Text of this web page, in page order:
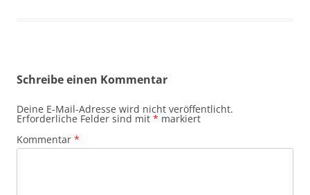
Schreibe einen Kommentar
Deine E-Mail-Adresse wird nicht veröffentlicht.
Erforderliche Felder sind mit * markiert
Kommentar *